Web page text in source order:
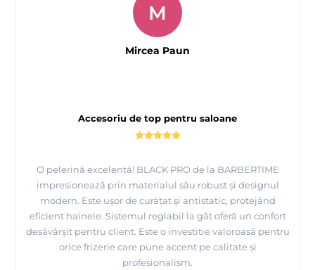
Accesoriu de top pentru saloane
O pelerină excelentă! BLACK PRO de la BARBERTIME
impresionează prin materialul său robust și designul
modern. Este ușor de curățat și antistatic, protejând
eficient hainele. Sistemul reglabil la gât oferă un confort
desăvârșit pentru client. Este o investitie valoroasă pentru
orice frizerie care pune accent pe calitate și
profesionalism.
M
Mircea Paun